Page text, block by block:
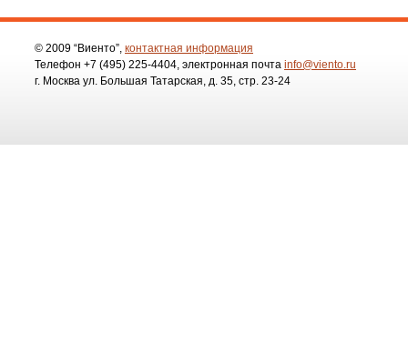
© 2009 “Виенто”, контактная информация
Телефон +7 (495) 225-4404, электронная почта info@viento.ru
г. Москва ул. Большая Татарская, д. 35, стр. 23-24